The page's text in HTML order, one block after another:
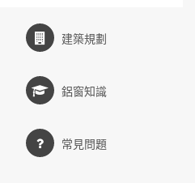
建築規劃
鋁窗知識
常見問題